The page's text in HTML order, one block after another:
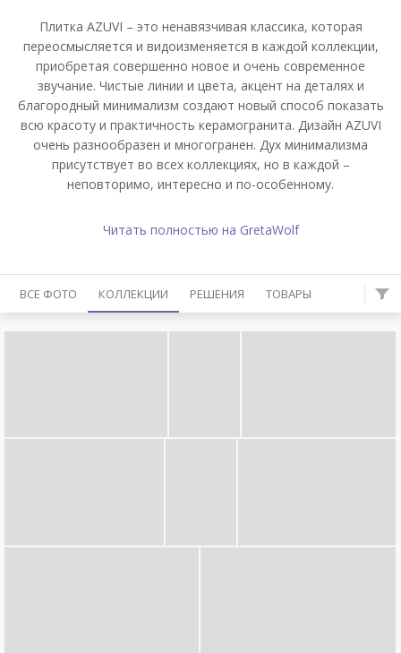
Плитка AZUVI – это ненавязчивая классика, которая
переосмысляется и видоизменяется в каждой коллекции,
приобретая совершенно новое и очень современное
звучание. Чистые линии и цвета, акцент на деталях и
благородный минимализм создают новый способ показать
всю красоту и практичность керамогранита. Дизайн AZUVI
очень разнообразен и многогранен. Дух минимализма
присутствует во всех коллекциях, но в каждой –
неповторимо, интересно и по-особенному.
Читать полностью на GretaWolf
ВСЕ ФОТО КОЛЛЕКЦИИ РЕШЕНИЯ ТОВАРЫ